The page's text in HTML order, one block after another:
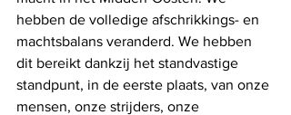
hebben de volledige afschrikkings- en
machtsbalans veranderd. We hebben
dit bereikt dankzij het standvastige
standpunt, in de eerste plaats, van onze
mensen, onze strijders, onze